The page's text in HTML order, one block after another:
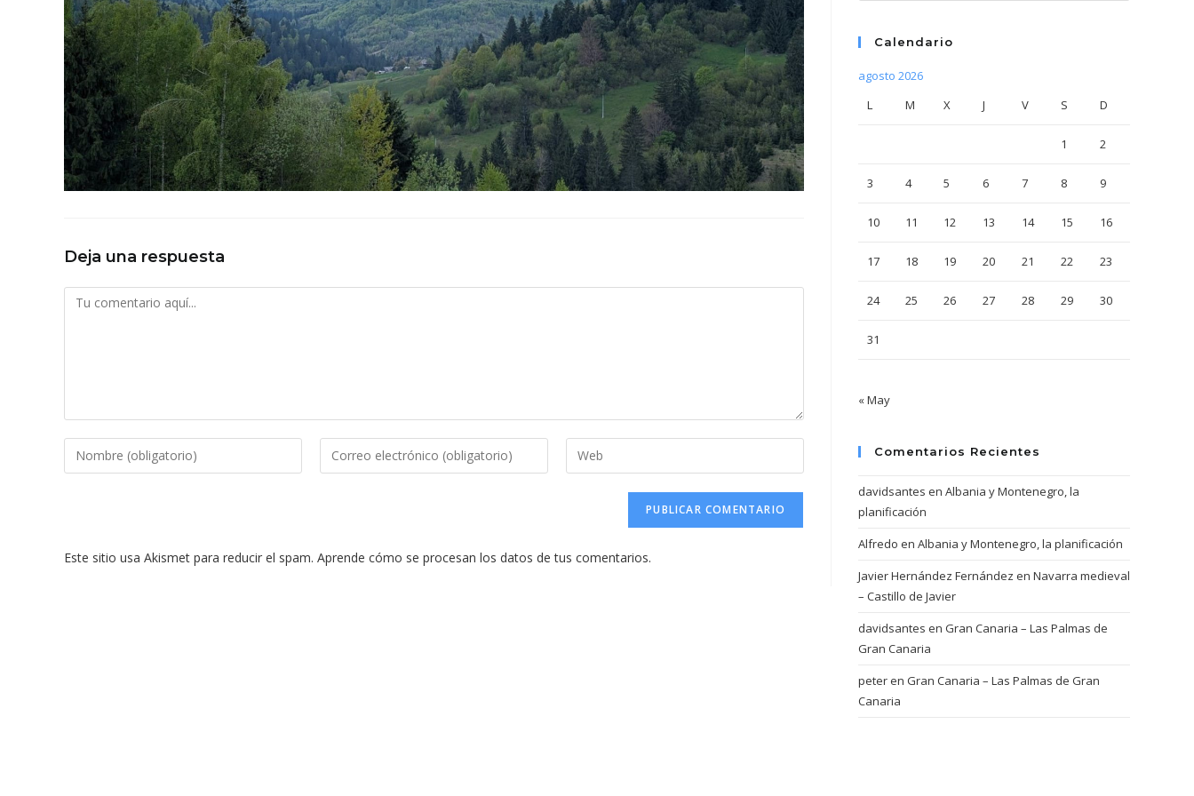
Deja una respuesta
Comentario
Introduce
tu
de
Introduce
tu
electrónico
Introduce
la
web
Este sitio usa Akismet para reducir el spam. Aprende cómo se procesan los datos de tus comentarios.
Calendario
agosto 2026
L
M X J V S D
1 2
3 4 5 6 7 8 9
10 11 12 13 14 15 16
17 18 19 20 21 22 23
24 25 26 27 28 29 30
31
« May
Comentarios Recientes
davidsantes en Albania y Montenegro, la
planificación
Alfredo en Albania y Montenegro, la planificación
Javier Hernández Fernández en Navarra medieval
– Castillo de Javier
davidsantes en Gran Canaria – Las Palmas de
Gran Canaria
peteren Gran Canaria – Las Palmas de Gran
Canaria